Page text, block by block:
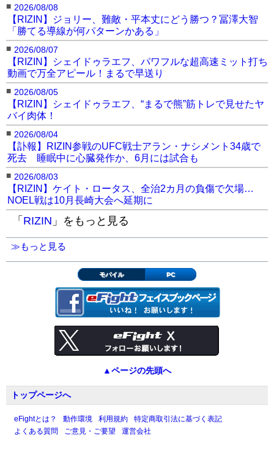
■ 2026/08/08
【RIZIN】ジョリー、難敵・平本丈にどう勝つ？冨澤大智
「勝てる導線が何パターンかある」
■ 2026/08/07
【RIZIN】シェイドゥラエフ、パワフルな超高速ミット打ち
動画で万全アピール！まるで早送り
■ 2026/08/05
【RIZIN】シェイドゥラエフ、“まるで熊”筋トレで見せたヤ
バイ肉体！
■ 2026/08/04
【訃報】RIZIN参戦のUFC戦士アラン・ナシメント34歳で
死去 睡眠中に心臓発作か、6月には試合も
■ 2026/08/03
【RIZIN】ケイト・ロータス、全治2カ月の負傷で欠場…
NOEL戦は10月長崎大会へ延期に
「 RIZIN 」をもっと見る
≫もっと見る
モバイル PC
▲ページの先頭へ
トップページへ
eFightとは？ 動作環境 利用規約
特定商取引法に基づく表記
よくある質問
ご意見・ご要望 運営会社